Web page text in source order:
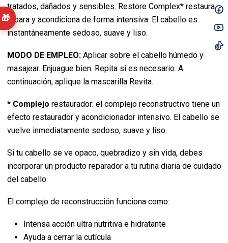
🎁
tratados, dañados y sensibles. Restore Complex* restaura,
repara y acondiciona de forma intensiva. El cabello es
instantáneamente sedoso, suave y liso.
MODO DE EMPLEO:Aplicar sobre el cabello húmedo y
masajear. Enjuague bien. Repita si es necesario. A
continuación, aplique la mascarilla Revita.
* Complejo restaurador: el complejo reconstructivo tiene un
efecto restaurador y acondicionador intensivo. El cabello se
vuelve inmediatamente sedoso, suave y liso.
Si tu cabello se ve opaco, quebradizo y sin vida, debes
incorporar un producto reparador a tu rutina diaria de cuidado
del cabello.
El complejo de reconstrucción funciona como:
Intensa acción ultra nutritiva e hidratante
Ayuda a cerrar la cutícula